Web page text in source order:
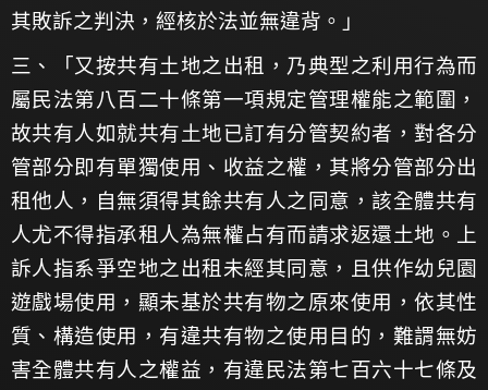
其敗訴之判決，經核於法並無違背。」
三、「又按共有土地之出租，乃典型之利用行為而
屬民法第八百二十條第一項規定管理權能之範圍，
故共有人如就共有土地已訂有分管契約者，對各分
管部分即有單獨使用、收益之權，其將分管部分出
租他人，自無須得其餘共有人之同意，該全體共有
人尤不得指承租人為無權占有而請求返還土地。上
訴人指系爭空地之出租未經其同意，且供作幼兒園
遊戲場使用，顯未基於共有物之原來使用，依其性
質、構造使用，有違共有物之使用目的，難謂無妨
害全體共有人之權益，有違民法第七百六十七條及